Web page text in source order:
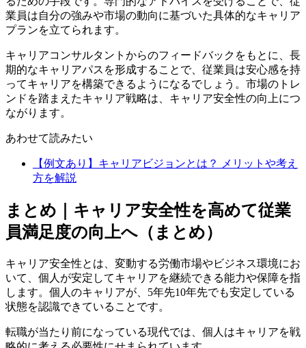
業員は自分の強みや市場の動向に基づいた具体的なキャリア
プランを立てられます。
キャリアコンサルタントからのフィードバックをもとに、長
期的なキャリアパスを形成することで、従業員は安心感を持
ってキャリアを構築できるようになるでしょう。市場のトレ
ンドを踏まえたキャリア戦略は、キャリア安全性の向上につ
ながります。
あわせて読みたい
【例文あり】キャリアビジョンとは？ メリットや考え
方を解説
まとめ｜キャリア安全性を高めて従業
員満足度の向上へ（まとめ）
キャリア安全性とは、変動する労働市場やビジネス環境にお
いて、個人が安定してキャリアを継続できる能力や保障を指
します。個人のキャリアが、5年先10年先でも安定している
状態を認識できていることです。
転職が当たり前になっている現代では、個人はキャリアを戦